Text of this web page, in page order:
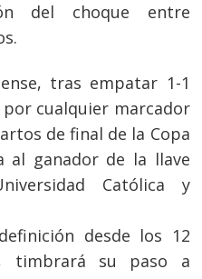
del choque entre
tras empatar 1-1
cualquier marcador
de final de la Copa
al ganador de la llave
Católica y
desde los 12
timbrará su paso a